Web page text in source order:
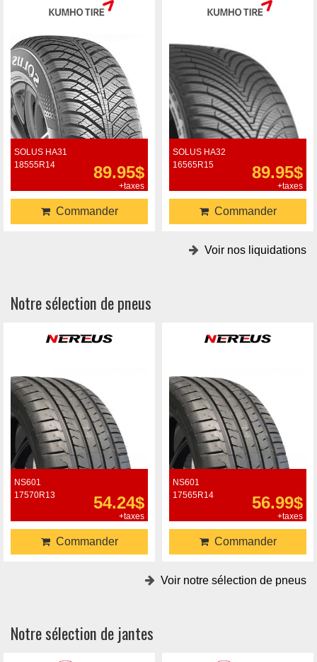
SOLUS HA31
18555R14
89.95$
+taxes
Commander
SOLUS HA32
16565R15
89.95$
+taxes
Commander
Voir nos liquidations
Notre sélection de pneus
NS601
17570R13
54.24$
+taxes
Commander
NS601
17565R14
56.99$
+taxes
Commander
Voir notre sélection de pneus
Notre sélection de jantes